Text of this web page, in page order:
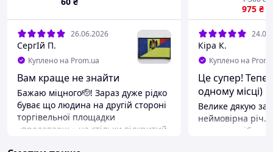
26.06.2026
СергІй П.
Куплено на Prom.ua
Вам краще не знайти
Бажаю міцного🫡! Зараз дуже рідко
буває що людина на другій стороні
торгівельної площадки
«продаваець» на стільки відкритий
coyote
975 ₴
Кіра К.
Куплено на
Це супер!
одному місці)
Велике дякую за
неймовірна річ.
шеврони